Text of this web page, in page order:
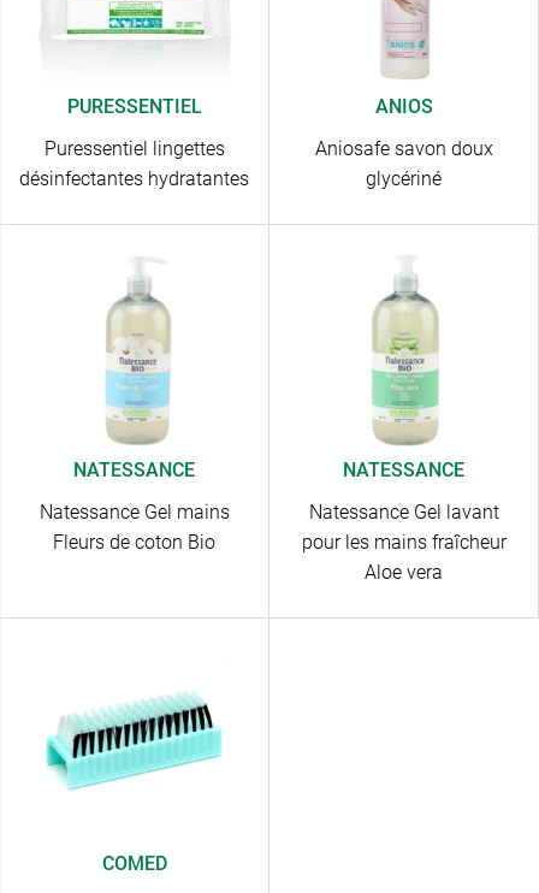
PURESSENTIEL
Puressentiel lingettes
désinfectantes hydratantes
ANIOS
Aniosafe savon doux
glycériné
NATESSANCE
Natessance Gel mains
Fleurs de coton Bio
NATESSANCE
Natessance Gel lavant
pour les mains fraîcheur
Aloe vera
COMED